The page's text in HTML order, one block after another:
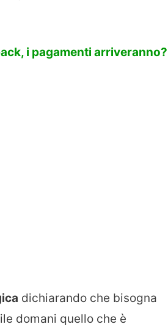
i pagamenti arriveranno?
dichiarando che bisogna
domani quello che è